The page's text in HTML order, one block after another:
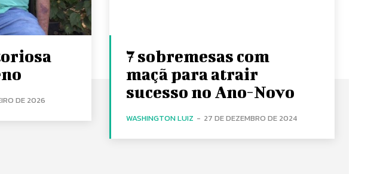
DE 2026
7 sobremesas com
maçã para atrair
sucesso no Ano-Novo
WASHINGTON LUIZ - 27 DE DEZEMBRO DE 2024